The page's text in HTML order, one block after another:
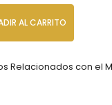
AL CARRITO
Relacionados con el